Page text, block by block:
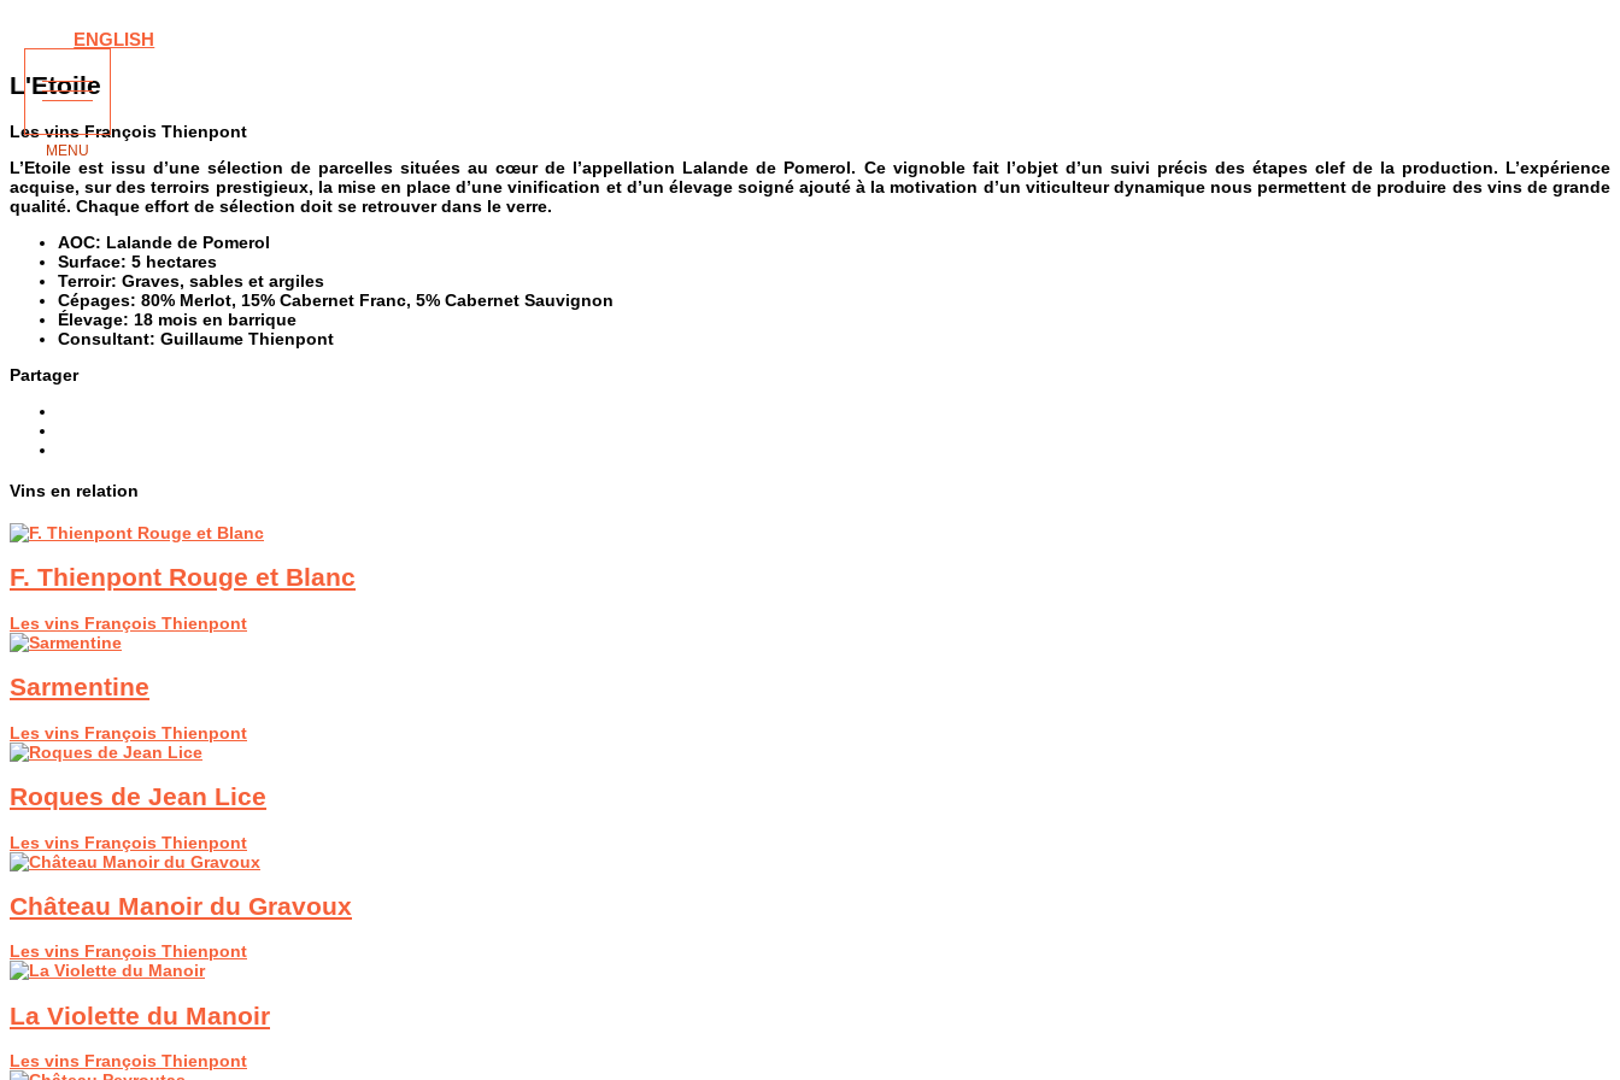
ENGLISH
L'Etoile
Les vins François Thienpont
L’Etoile est issu d’une sélection de parcelles situées au cœur de l’appellation Lalande de Pomerol. Ce vignoble fait l’objet d’un suivi précis des étapes clef de la production. L’expérience
acquise, sur des terroirs prestigieux, la mise en place d’une vinification et d’un élevage soigné ajouté à la motivation d’un viticulteur dynamique nous permettent de produire des vins de grande
qualité. Chaque effort de sélection doit se retrouver dans le verre.
AOC: Lalande de Pomerol
Surface: 5 hectares
Terroir: Graves, sables et argiles
Cépages: 80% Merlot, 15% Cabernet Franc, 5% Cabernet Sauvignon
Élevage: 18 mois en barrique
Consultant: Guillaume Thienpont
Partager
Vins en relation
F. Thienpont Rouge et Blanc
Les vins François Thienpont
Sarmentine
Les vins François Thienpont
Roques de Jean Lice
Les vins François Thienpont
Château Manoir du Gravoux
Les vins François Thienpont
La Violette du Manoir
Les vins François Thienpont